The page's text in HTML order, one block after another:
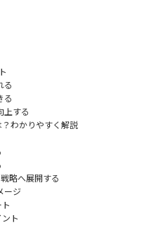
る
る
上する
？わかりやすく解説
略へ展開する
ージ
ト